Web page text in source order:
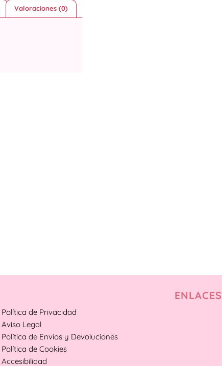
Valoraciones (0)
ENLACES
Política de Privacidad
Aviso Legal
Política de Envíos y Devoluciones
Política de Cookies
Accesibilidad